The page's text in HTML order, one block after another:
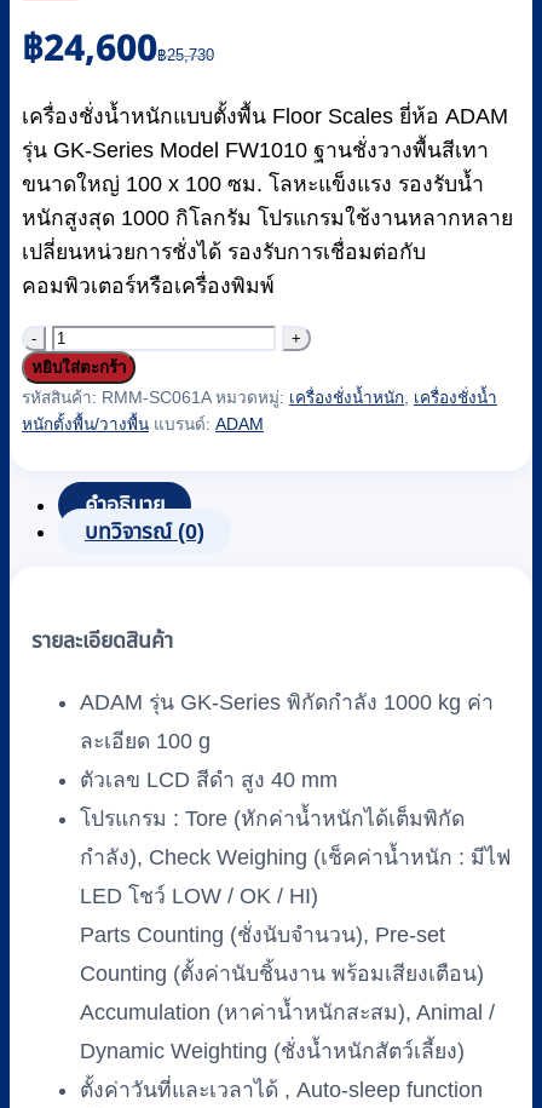
฿25,730
Original
price
฿25,730.
฿24,600
Current
price
฿24,600.
เครื่องชั่งน้ำหนักแบบตั้งพื้น Floor Scales ยี่ห้อ ADAM
รุ่น GK-Series Model FW1010 ฐานชั่งวางพื้นสีเทา
ขนาดใหญ่ 100 x 100 ซม. โลหะแข็งแรง รองรับน้ำ
หนักสูงสุด 1000 กิโลกรัม โปรแกรมใช้งานหลากหลาย
เปลี่ยนหน่วยการชั่งได้ รองรับการเชื่อมต่อกับ
คอมพิวเตอร์หรือเครื่องพิมพ์
จำนวน
เครื่อง
ชั่ง
ตั้ง
ADAM
GK-
FW1010
(แท่น
ชั่ง
สี
เทา)
พิกัด
kg/100
หยิบใส่ตะกร้า
รหัสสินค้า: RMM-SC061A หมวดหมู่: เครื่องชั่งน้ำหนัก เครื่องชั่งน้ำ
หนักตั้งพื้น/วางพื้น แบรนด์: ADAM
คำอธิบาย
บทวิจารณ์ (0)
รายละเอียดสินค้า
ADAM รุ่น GK-Series พิกัดกำลัง 1000 kg ค่า
ละเอียด 100 g
ตัวเลข LCD สีดำ สูง 40 mm
โปรแกรม : Tore (หักค่าน้ำหนักได้เต็มพิกัด
กำลัง), Check Weighing (เช็คค่าน้ำหนัก : มีไฟ
LED โชว์ LOW / OK / HI)
Parts Counting (ชั่งนับจำนวน), Pre-set
Counting (ตั้งค่านับชิ้นงาน พร้อมเสียงเตือน)
Accumulation (หาค่าน้ำหนักสะสม), Animal /
Dynamic Weighting (ชั่งน้ำหนักสัตว์เลี้ยง)
ตั้งค่าวันที่และเวลาได้ , Auto-sleep function